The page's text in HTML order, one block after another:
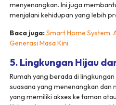
menyenangkan. Ini juga
menjalani kehidupan yang lebih
Baca juga:Smart Home System,
Generasi Masa Kini
5. Lingkungan Hijau
Rumah yang berada di
suasana yang menenangkan dan
yang memiliki akses ke taman atau